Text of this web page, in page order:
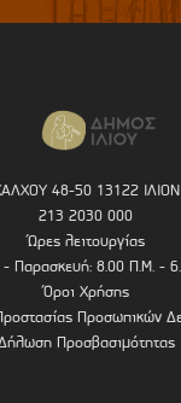
48-50 13122 ΙΛΙΟΝ
213 2030 000
Ώρες λειτουργίας
- Παρασκευή: 8.00 Π.Μ. -
Όροι Χρήσης
Προσωπικών
Προσβασιμότητας